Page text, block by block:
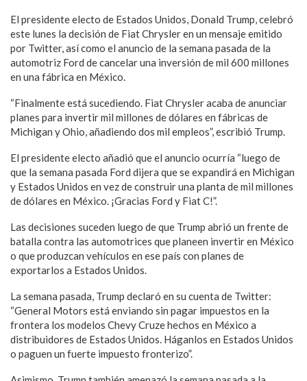
El presidente electo de Estados Unidos, Donald Trump, celebró
este lunes la decisión de Fiat Chrysler en un mensaje emitido
por Twitter, así como el anuncio de la semana pasada de la
automotriz Ford de cancelar una inversión de mil 600 millones
en una fábrica en México.
“Finalmente está sucediendo. Fiat Chrysler acaba de anunciar
planes para invertir mil millones de dólares en fábricas de
Michigan y Ohio, añadiendo dos mil empleos”, escribió Trump.
El presidente electo añadió que el anuncio ocurría “luego de
que la semana pasada Ford dijera que se expandirá en Michigan
y Estados Unidos en vez de construir una planta de mil millones
de dólares en México. ¡Gracias Ford y Fiat C!”.
Las decisiones suceden luego de que Trump abrió un frente de
batalla contra las automotrices que planeen invertir en México
o que produzcan vehículos en ese país con planes de
exportarlos a Estados Unidos.
La semana pasada, Trump declaró en su cuenta de Twitter:
“General Motors está enviando sin pagar impuestos en la
frontera los modelos Chevy Cruze hechos en México a
distribuidores de Estados Unidos. Háganlos en Estados Unidos
o paguen un fuerte impuesto fronterizo”.